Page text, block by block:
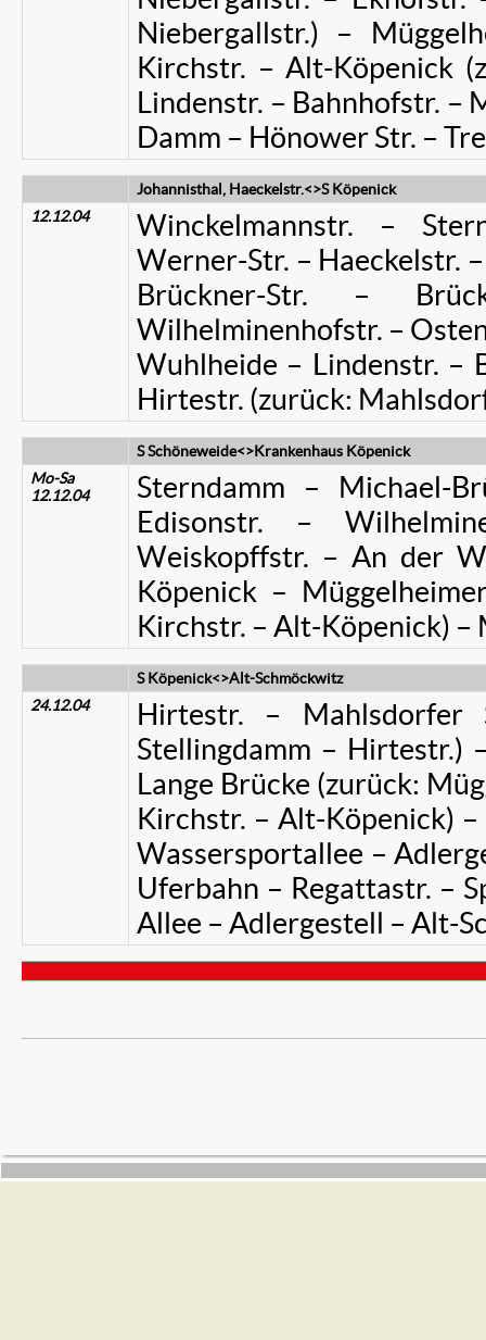
Niebergallstr.) –
Kirchstr. – Alt-Köpenick
Lindenstr. – Bahnhofstr. –
Damm – Hönower Str. –
Johannisthal, Haeckelstr.<>S Köpenick
12.12.04
Winckelmannstr. –
Werner-Str. – Haeckelstr.
Brückner-Str. –
Wilhelminenhofstr. –
Wuhlheide – Lindenstr. –
Hirtestr. (zurück:
S Schöneweide<>Krankenhaus Köpenick
Mo-Sa
12.12.04
Sterndamm – Michael-
Edisonstr. –
Weiskopffstr. – An der
Köpenick –
Kirchstr. – Alt-Köpenick) –
S Köpenick<>Alt-Schmöckwitz
24.12.04
Hirtestr. – Mahlsdorfer
Stellingdamm – Hirtestr.)
Lange Brücke (zurück:
Kirchstr. – Alt-Köpenick)
Wassersportallee –
Uferbahn – Regattastr. –
Allee – Adlergestell – Alt-